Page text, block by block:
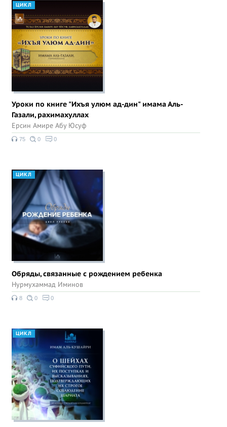
ЦИКЛ
Уроки по книге "Ихъя улюм ад-дин" имама Аль-
Газали, рахимахуллах
Ерсин Амире Абу Юсуф
75 0 0
ЦИКЛ
Обряды, связанные с рождением ребенка
Нурмухаммад Иминов
8 0 0
ЦИКЛ